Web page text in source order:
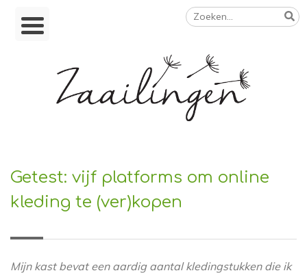
Skip
Zoeken
naar:
Getest: vijf platforms om online
kleding te (ver)kopen
Mijn kast bevat een aardig aantal kledingstukken die ik